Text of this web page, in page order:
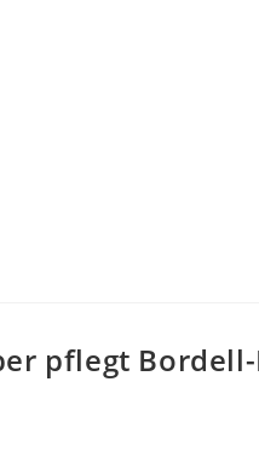
pflegt